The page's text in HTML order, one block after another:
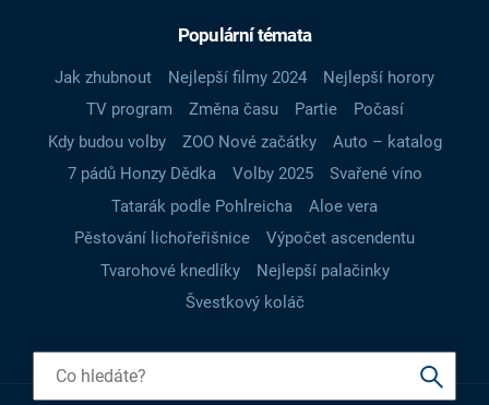
Populární témata
Jak zhubnout Nejlepší filmy 2024
Nejlepší horory
TV program
Změna času Partie
Počasí
Kdy budou volby
ZOO Nové začátky
Auto – katalog
7 pádů Honzy Dědka
Volby 2025
Svařené víno
Tatarák podle Pohlreicha
Aloe vera
Pěstování lichořeřišnice
Výpočet ascendentu
Tvarohové knedlíky
Nejlepší palačinky
Švestkový koláč